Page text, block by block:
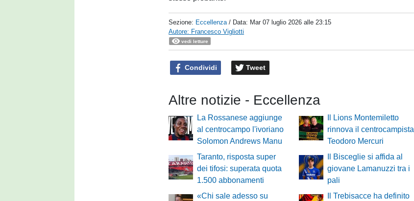
Sezione: Eccellenza / Data: Mar 07 luglio 2026 alle 23:15
Autore: Francesco Vigliotti
vedi letture
Condividi Tweet
Altre notizie - Eccellenza
La Rossanese aggiunge
al centrocampo l'ivoriano
Solomon Andrews Manu
Il Lions Montemiletto
rinnova il centrocampista
Teodoro Mercuri
Taranto, risposta super
dei tifosi: superata quota
1.500 abbonamenti
Il Bisceglie si affida al
giovane Lamanuzzi tra i
pali
«Chi sale adesso su
Il Trebisacce ha definito